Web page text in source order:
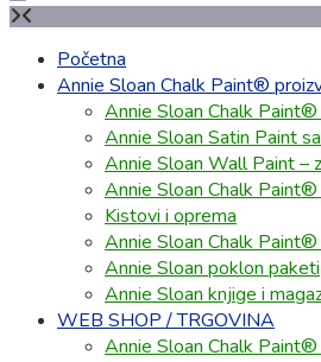
Početna
Annie Sloan Chalk Paint®
Annie Sloan Chalk
Annie Sloan Satin Paint
Annie Sloan Wall Paint –
Annie Sloan Chalk Paint®
Kistovi i oprema
Annie Sloan Chalk
Annie Sloan poklon paketi
Annie Sloan knjige i
WEB SHOP / TRGOVINA
Annie Sloan Chalk